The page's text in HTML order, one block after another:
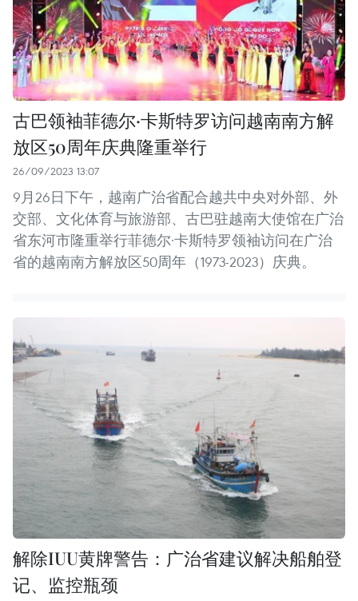
古巴领袖菲德尔·卡斯特罗访问越南南方解
放区50周年庆典隆重举行
26/09/2023 13:07
9月26日下午，越南广治省配合越共中央对外部、外
交部、文化体育与旅游部、古巴驻越南大使馆在广治
省东河市隆重举行菲德尔·卡斯特罗领袖访问在广治
省的越南南方解放区50周年（1973-2023）庆典。
解除IUU黄牌警告：广治省建议解决船舶登
记、监控瓶颈